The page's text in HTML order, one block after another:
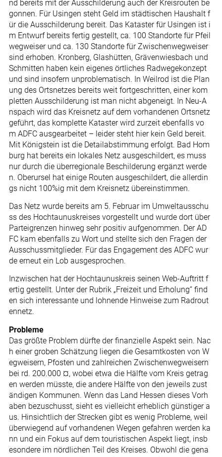
nd bereits mit der Ausschilderung auch der Kreisrouten be
gonnen. Für Usingen steht Geld im städtischen Haushalt f
ür die Ausschilderung bereit. Das Kataster für Usingen ist i
m Entwurf bereits fertig gestellt, ca. 100 Standorte für Pfeil
wegweiser und ca. 130 Standorte für Zwischenwegweiser
sind erhoben. Kronberg, Glashütten, Grävenwiesbach und
Schmitten haben kein eigenes örtliches Radwegekonzept
und sind insofern unproblematisch. In Weilrod ist die Plan
ung des Ortsnetzes bereits weit fortgeschritten, einer kom
pletten Ausschilderung ist man nicht abgeneigt. In Neu-A
nspach wird das Kreisnetz auf dem vorhandenen Ortsnetz
geführt, das komplette Kataster wird zurzeit ebenfalls vo
m ADFC ausgearbeitet – leider steht hier kein Geld bereit.
Mit Königstein ist die Detailabstimmung erfolgt. Bad Hom
burg hat bereits ein lokales Netz ausgeschildert, es muss
nur durch die überregionale Beschilderung ergänzt werde
n. Oberursel hat einige Routen ausgeschildert, die allerdin
gs nicht 100%ig mit dem Kreisnetz übereinstimmen.
Das Netz wurde bereits am 5. Februar im Umweltausschu
ss des Hochtaunuskreises vorgestellt und wurde dort über
Parteigrenzen hinweg sehr positiv aufgenommen. Der AD
FC kam ebenfalls zu Wort und stellte sich den Fragen der
Ausschussmitglieder. Für das Engagement des ADFC wur
de erneut ein Lob ausgesprochen.
Inzwischen hat der Hochtaunuskreis seinen Web-Auftritt f
ertig gestellt. Unter der Rubrik „Freizeit und Erholung“ find
en sich interessante und lohnende Hinweise zum Radrout
ennetz.
Probleme
Das größte Problem dürfte der finanzielle Aspekt sein. Nac
h einer groben Schätzung liegen die Gesamtkosten von W
egweisern, Pfosten und zahlreichen Zwischenwegweisern
bei rd. 200.000 ¤, wobei etwa die Hälfte vom Kreis getrag
en werden müsste, die andere Hälfte von den jeweils zust
ändigen Kommunen. Wenn das Land Hessen dieses Vorh
aben bezuschusst, sieht es vielleicht erheblich günstiger a
us. Hinsichtlich der Strecken gibt es wenig Probleme, weil
überwiegend auf vorhandenen Wegen gefahren werden ka
nn und ein Fokus auf dem touristischen Aspekt liegt, insb
esondere im nördlichen Teil des Kreises. Obwohl die gena